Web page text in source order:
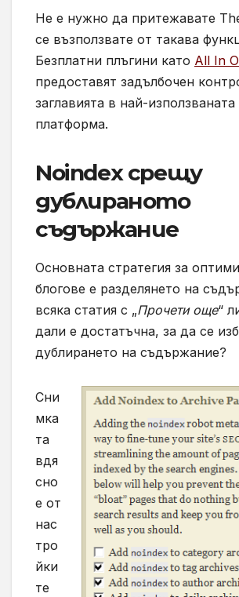
Не е нужно да притежавате
се възползвате от такава
Безплатни плъгини като All In
предоставят задълбочен
заглавията в най-използваната
платформа.
Noindex срещу
дублираното
съдържание
Основната стратегия за
блогове е разделянето на
всяка статия с „Прочети още“
дали е достатъчна, за да се
дублирането на съдържание?
Сни
мка
та
вдя
сно
е от
нас
тро
йки
те